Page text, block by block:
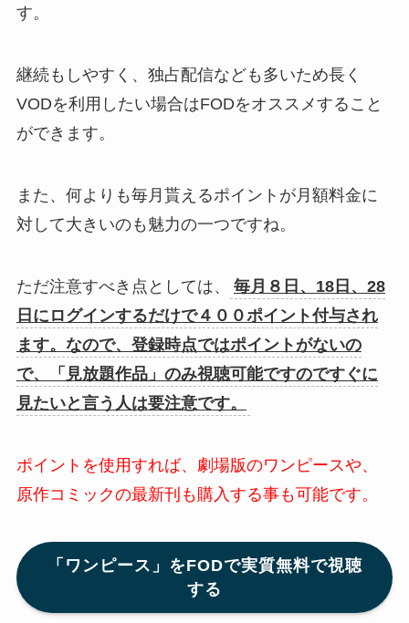
す。
継続もしやすく、独占配信なども多いため長く
VODを利用したい場合はFODをオススメすること
ができます。
また、何よりも毎月貰えるポイントが月額料金に
対して大きいのも魅力の一つですね。
ただ注意すべき点としては、
毎月８日、18日、28
日にログインするだけで４００ポイント付与され
ます。なので、登録時点ではポイントがないの
で、「見放題作品」のみ視聴可能ですのですぐに
見たいと言う人は要注意です。
ポイントを使用すれば、劇場版のワンピースや、
原作コミックの最新刊も購入する事も可能です。
「ワンピース」をFODで実質無料で視聴
する